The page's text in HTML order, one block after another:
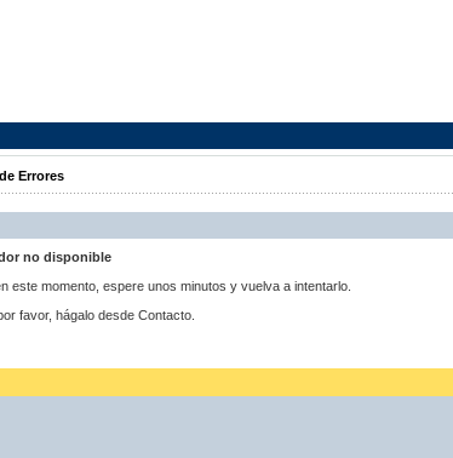
Errores
no disponible
este momento, espere unos minutos y vuelva a intentarlo.
favor, hágalo desde Contacto.